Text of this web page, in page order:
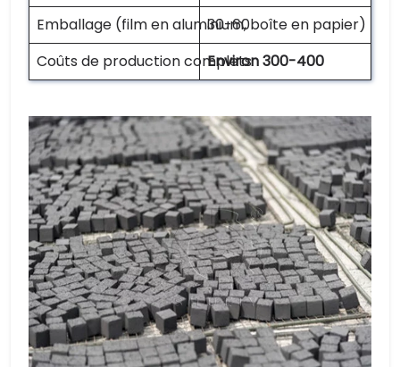
Emballage (film en aluminium, boîte en papier)
30-60
Coûts de production completsEnviron 300-400